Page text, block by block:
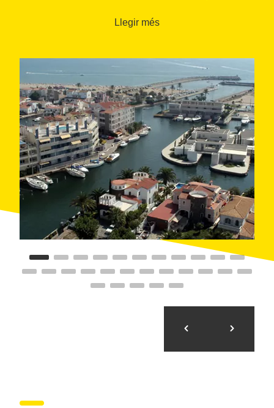
acull l'Oficina Municipal de Turisme, i el
més valuós dels comtes d'Empúries a la població.
Des de Castelló d'Empúries, i vorejant elParc Natural
dels Aiguamolls de l'Empordàper una carretera
veïnal, s'arriba fins a la població deVilajuïga, on neix
la carretera que puja fins a la serra de Rodes. Allà hi
ha elmonestir de Sant Pere de Rodes, una de les
grans joies del romànic català, on es pot conèixer de
primera mà la influència de l'orde benedictina i el
naixement de l'art romànic. Les vistes sobre el mar del
cap de Creus i la desolació d'aquestes muntanyes
batudes per la tramuntana completen un conjunt d'un
interès excepcional.
Per als viatgers amb més temps i ganes de fer-se una
idea més àmplia del comtat d'Empúries, la parada
monestir de Sant Quirze de
trencant a la població veïna de Garriguellacap a
i endinsant-se per una carretera veïnal
restes que es poden veure daten dels segles XI i XII i
altempordanesa fins a la vila de
Llegir més